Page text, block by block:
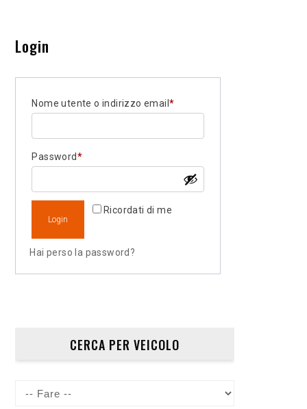
Login
Nome utente o indirizzo email*Necessario
Password*Necessario
Ricordati di me
Login
Hai perso la password?
CERCA PER VEICOLO